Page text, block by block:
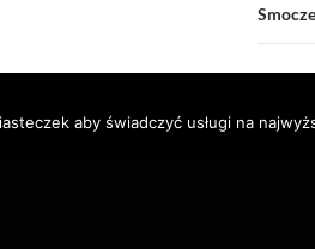
aby świadczyć usługi na